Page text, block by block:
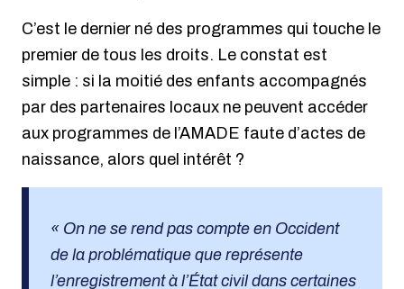
C’est le dernier né des programmes qui touche le
premier de tous les droits. Le constat est
simple : si la moitié des enfants accompagnés
par des partenaires locaux ne peuvent accéder
aux programmes de l’AMADE faute d’actes de
naissance, alors quel intérêt ?
« On ne se rend pas compte en Occident
de la problématique que représente
l’enregistrement à l’État civil dans certaines